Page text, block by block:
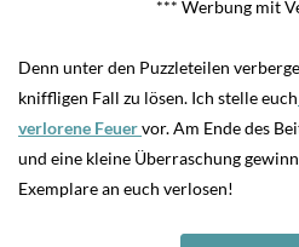
*** Werbung mit
Denn unter den Puzzleteilen
kniffligen Fall zu lösen. Ich stelle euch
verlorene Feuervor. Am Ende des
und eine kleine Überraschung
Exemplare an euch verlosen!